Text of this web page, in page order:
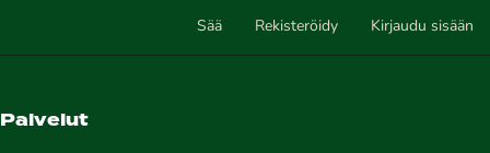
Sää Rekisteröidy Kirjaudu sisään
Palvelut